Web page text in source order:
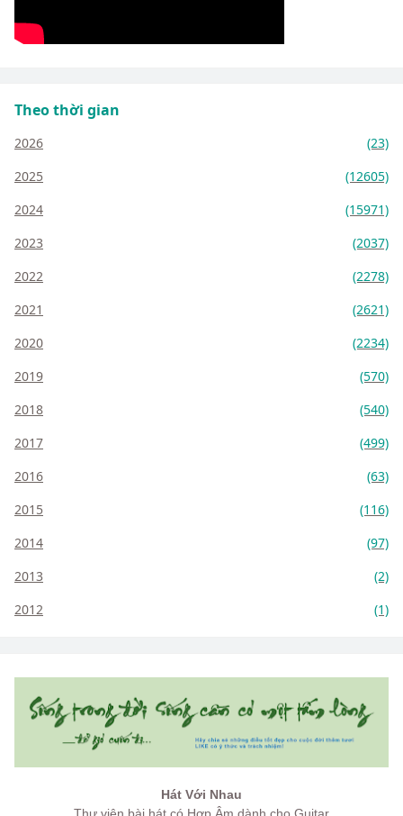
Theo thời gian
2026
(23)
2025
(12605)
2024
(15971)
2023
(2037)
2022
(2278)
2021
(2621)
2020
(2234)
2019
(570)
2018
(540)
2017
(499)
2016
(63)
2015
(116)
2014
(97)
2013
(2)
2012
(1)
Hát Với Nhau
Thư viện bài hát có Hợp Âm dành cho Guitar